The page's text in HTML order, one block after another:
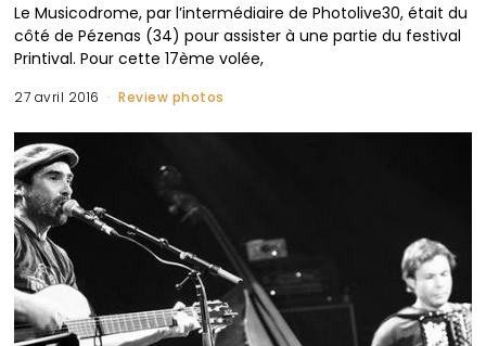
Le Musicodrome, par l’intermédiaire de Photolive30, était du
côté de Pézenas (34) pour assister à une partie du festival
Printival. Pour cette 17ème volée,
27 avril 2016 Review photos